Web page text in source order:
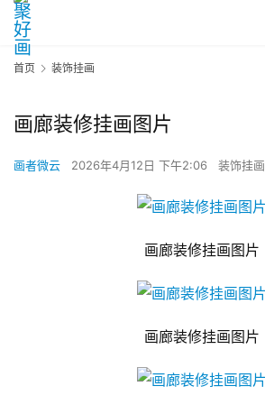
首页 装饰挂画
画廊装修挂画图片
画者微云 2026年4月12日 下午2:06 装饰挂画
画廊装修挂画图片
画廊装修挂画图片